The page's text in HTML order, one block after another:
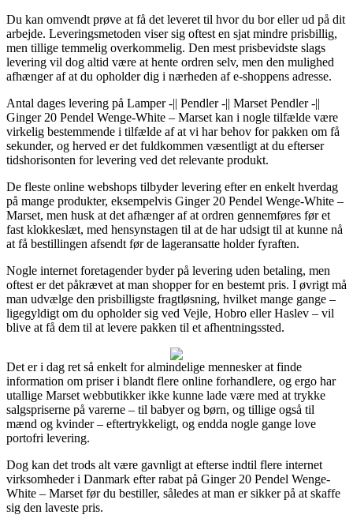
Du kan omvendt prøve at få det leveret til hvor du bor eller ud på dit
arbejde. Leveringsmetoden viser sig oftest en sjat mindre prisbillig,
men tillige temmelig overkommelig. Den mest prisbevidste slags
levering vil dog altid være at hente ordren selv, men den mulighed
afhænger af at du opholder dig i nærheden af e-shoppens adresse.
Antal dages levering på Lamper -|| Pendler -|| Marset Pendler -||
Ginger 20 Pendel Wenge-White – Marset kan i nogle tilfælde være
virkelig bestemmende i tilfælde af at vi har behov for pakken om få
sekunder, og herved er det fuldkommen væsentligt at du efterser
tidshorisonten for levering ved det relevante produkt.
De fleste online webshops tilbyder levering efter en enkelt hverdag
på mange produkter, eksempelvis Ginger 20 Pendel Wenge-White –
Marset, men husk at det afhænger af at ordren gennemføres før et
fast klokkeslæt, med hensynstagen til at de har udsigt til at kunne nå
at få bestillingen afsendt før de lageransatte holder fyraften.
Nogle internet foretagender byder på levering uden betaling, men
oftest er det påkrævet at man shopper for en bestemt pris. I øvrigt må
man udvælge den prisbilligste fragtløsning, hvilket mange gange –
ligegyldigt om du opholder sig ved Vejle, Hobro eller Haslev – vil
blive at få dem til at levere pakken til et afhentningssted.
Det er i dag ret så enkelt for almindelige mennesker at finde
information om priser i blandt flere online forhandlere, og ergo har
utallige Marset webbutikker ikke kunne lade være med at trykke
salgspriserne på varerne – til babyer og børn, og tillige også til
mænd og kvinder – eftertrykkeligt, og endda nogle gange love
portofri levering.
Dog kan det trods alt være gavnligt at efterse indtil flere internet
virksomheder i Danmark efter rabat på Ginger 20 Pendel Wenge-
White – Marset før du bestiller, således at man er sikker på at skaffe
sig den laveste pris.